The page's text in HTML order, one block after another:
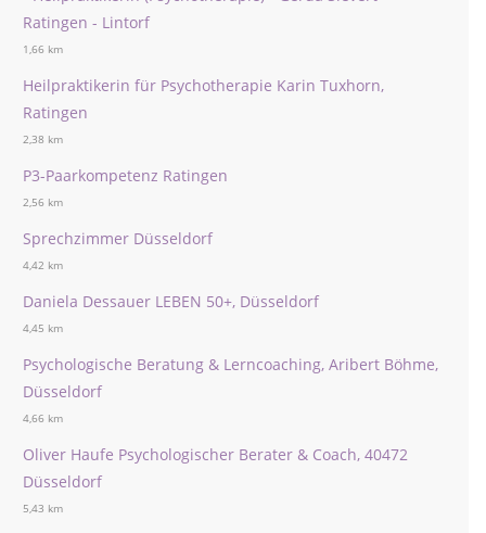
Ratingen - Lintorf
1,66 km
Heilpraktikerin für Psychotherapie Karin Tuxhorn,
Ratingen
2,38 km
P3-Paarkompetenz Ratingen
2,56 km
Sprechzimmer Düsseldorf
4,42 km
Daniela Dessauer LEBEN 50+, Düsseldorf
4,45 km
Psychologische Beratung & Lerncoaching, Aribert Böhme,
Düsseldorf
4,66 km
Oliver Haufe Psychologischer Berater & Coach, 40472
Düsseldorf
5,43 km